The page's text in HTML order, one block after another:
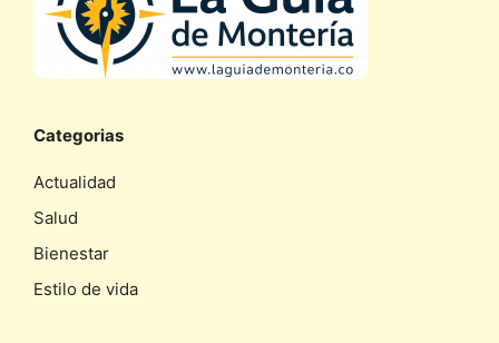
Categorias
Actualidad
Salud
Bienestar
Estilo de vida